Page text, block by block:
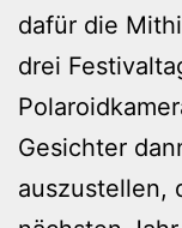
dafür die
drei
Gesichter
auszustellen,